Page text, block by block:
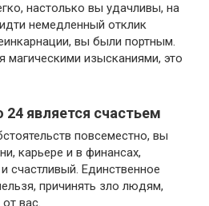
настолько вы удачливы, на
немедленный отклик
вы были портным.
магическими изысканиями, это
является счастьем
повсеместно, вы
карьере и в финансах,
счастливый. Единственное
причинять зло людям,
вас.